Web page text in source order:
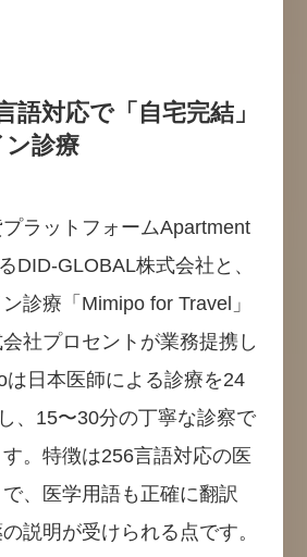
語対応で「自宅完結」
診療
ラットフォームApartment
DID-GLOBAL株式会社と、
診療「Mimipo for Travel」
社プロセントが業務提携し
は日本医師による診療を24
、15〜30分の丁寧な診察で
。特徴は256言語対応の医
、医学用語も正確に翻訳
説明が受けられる点です。